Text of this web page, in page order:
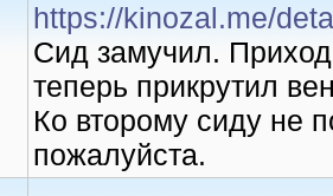
https://kinozal.me/
Сид замучил.
теперь прикрутил
Ко второму сиду не
пожалуйста.